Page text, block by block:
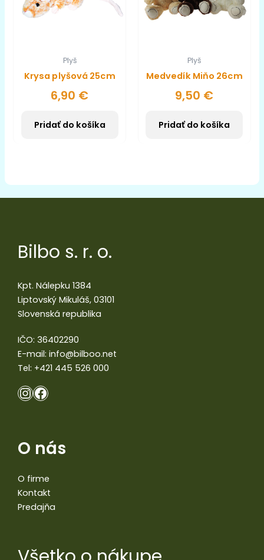
Plyš
Krysa plyšová 25cm
6,90 €
Pridať do košíka
Plyš
Medvedík Miňo 26cm
9,50 €
Pridať do košíka
Bilbo s. r. o.
Kpt. Nálepku 1384
Liptovský Mikuláš, 03101
Slovenská republika
IČO: 36402290
E-mail: info@bilboo.net
Tel: +421 445 526 000
O nás
O firme
Kontakt
Predajňa